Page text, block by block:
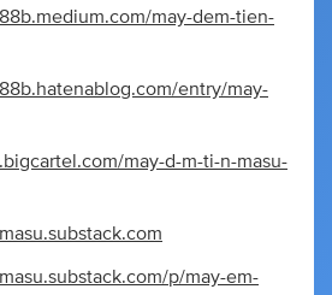
may-dem-tien-
entry/may-
may-d-m-ti-n-masu-
p/may-em-